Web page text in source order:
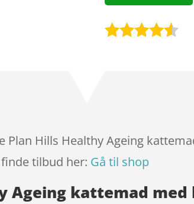
mmelser
Plan Hills Healthy Ageing
tilbud her: Gå til shop
Ageing kattemad